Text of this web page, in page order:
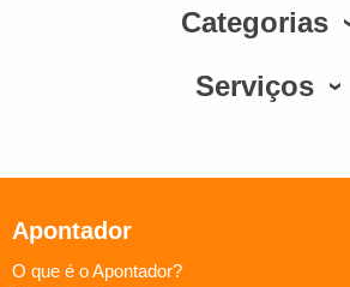
Categorias
Serviços
Apontador
O que é o Apontador?